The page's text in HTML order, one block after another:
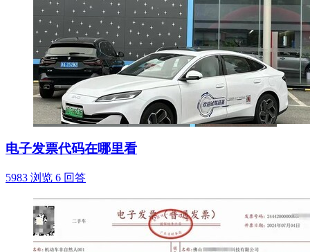
电子发票代码在哪里看
5983 浏览 6 回答